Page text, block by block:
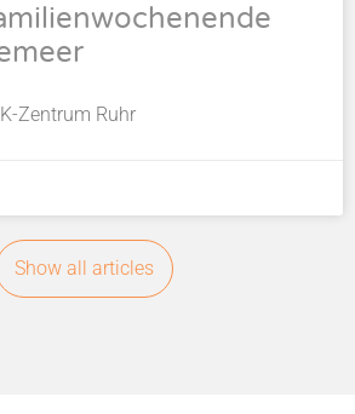
Zentrum Ruhr
Show all articles